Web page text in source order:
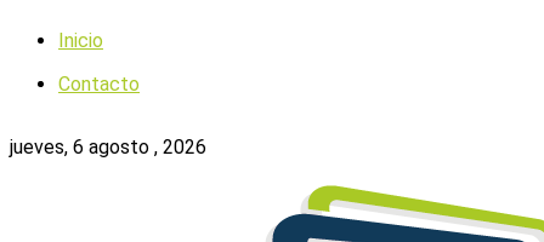
Inicio
Contacto
jueves, 6 agosto , 2026